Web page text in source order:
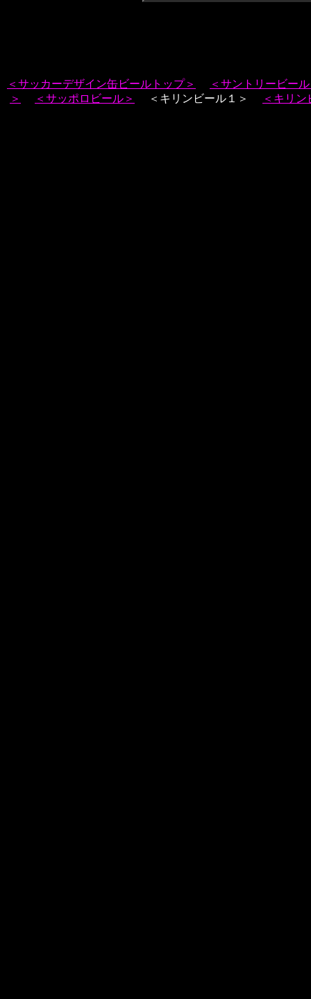
＜サッカーデザイン缶ビールトップ＞
＜サントリービー
＞
＜サッポロビール＞ ＜キリンビール１＞ ＜キリ